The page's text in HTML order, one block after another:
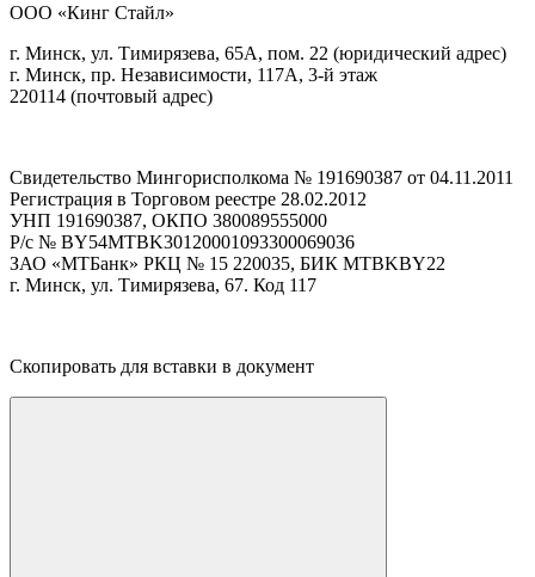
ООО «Кинг Стайл»
г. Минск, ул. Тимирязева, 65А, пом. 22 (юридический адрес)
г. Минск, пр. Независимости, 117А, 3-й этаж
220114 (почтовый адрес)
Свидетельство Мингорисполкома № 191690387 от 04.11.2011
Регистрация в Торговом реестре 28.02.2012
УНП 191690387, ОКПО 380089555000
Р/с № BY54MTBK30120001093300069036
ЗАО «МТБанк» РКЦ № 15 220035, БИК MTBKBY22
г. Минск, ул. Тимирязева, 67. Код 117
Скопировать для вставки в документ